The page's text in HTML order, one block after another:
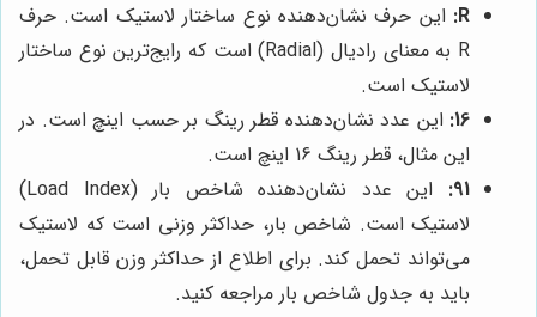
R: این حرف نشان‌دهنده نوع ساختار لاستیک است. حرف
R به معنای رادیال (Radial) است که رایج‌ترین نوع ساختار
لاستیک است.
16: این عدد نشان‌دهنده قطر رینگ بر حسب اینچ است. در
این مثال، قطر رینگ 16 اینچ است.
91:
این عدد نشان‌دهنده شاخص بار (Load Index)
لاستیک است. شاخص بار، حداکثر وزنی است که لاستیک
می‌تواند تحمل کند. برای اطلاع از حداکثر وزن قابل تحمل،
باید به جدول شاخص بار مراجعه کنید.